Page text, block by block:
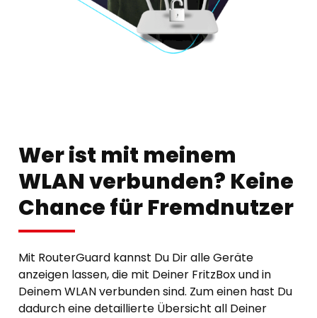
Wer ist mit meinem
WLAN verbunden? Keine
Chance für Fremdnutzer
Mit RouterGuard kannst Du Dir alle Geräte
anzeigen lassen, die mit Deiner FritzBox und in
Deinem WLAN verbunden sind. Zum einen hast Du
dadurch eine detaillierte Übersicht all Deiner